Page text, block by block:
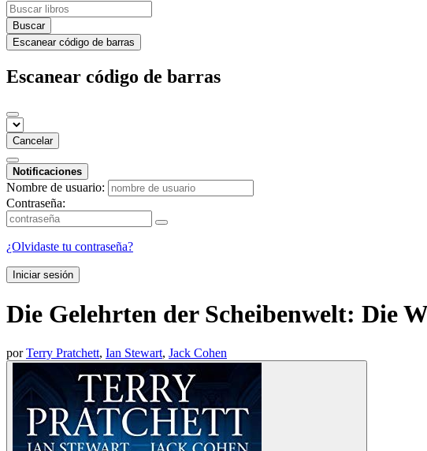
Buscar
Escanear código de barras
Escanear código de barras
Cancelar
Notificaciones
Nombre de usuario:
Contraseña:
¿Olvidaste tu contraseña?
Iniciar sesión
Die Gelehrten der Scheibenwelt: Die
porTerry Pratchett, Ian Stewart, Jack Cohen